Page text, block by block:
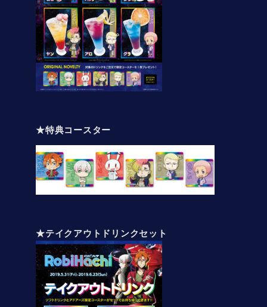
★特典コースター
★テイクアウトドリンクセット